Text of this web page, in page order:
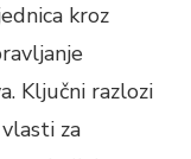
kroz
Ključni razlozi
za